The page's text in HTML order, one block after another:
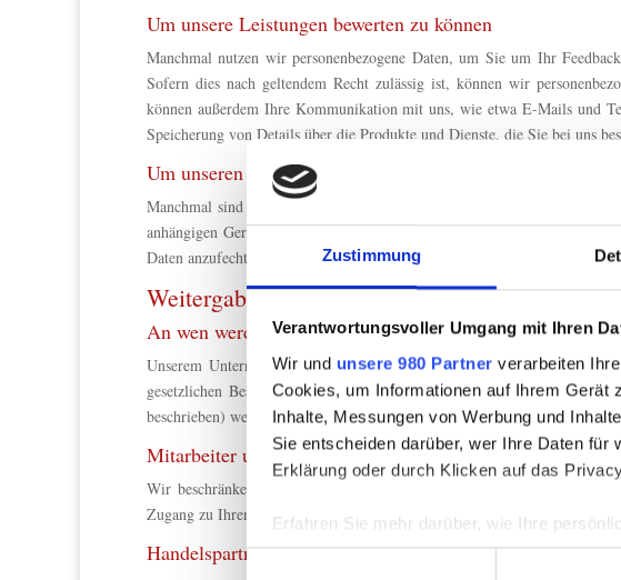
Zustimmung
Verantwortungsvoller Umgang mit Ihren
Wir und unsere 980 Partner verarbeiten
Cookies, um Informationen auf Ihrem Gerät
Inhalte, Messungen von Werbung und
Sie entscheiden darüber, wer Ihre Daten
Erklärung oder durch Klicken auf das
Erfahren Sie mehr darüber, wie Ihre
Einzelheitenfest.
Einwilligungsauswahl
Um unsere Leistungen bewerten zu können
Manchmal nutzen wir personenbezogene Daten, um Sie um Ihr
Sofern dies nach geltendem Recht zulässig ist, können wir
können außerdem Ihre Kommunikation mit uns, wie etwa E-Mails und
Speicherung von Details über die Produkte und Dienste, die Sie bei uns
Um unseren rechtlichen Verpflichtungen nachzukommen
Manchmal sind wir gesetzlich verpflichtet, persönliche Daten
anhängigen Gerichtsverfahrens können die Daten ohne Ihre
Daten anzufechten.
Weitergabe von Daten
An wen werden personenbezogene Daten weitergegeben?
Unserem Unternehmen ist es ein Anliegen, Ihre personenbezogenen
gesetzlichen Bestimmungen und gegebenenfalls nach Einholen Ihrer
beschrieben) weiterleiten. Dazu zählen auch Parteien, die sich außerhalb
Mitarbeiter unseres Unternehmens
Wir beschränken die Zahl unserer Mitarbeiter, die Zugang zu Ihren
Zugang zu Ihren Daten, weil dies für die Ausführung ihrer Tätigkeit
Handelspartner